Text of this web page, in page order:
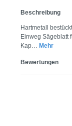
Beschreibung
Hartmetall
Einweg Sägeblatt
Kap… Mehr
Bewertungen